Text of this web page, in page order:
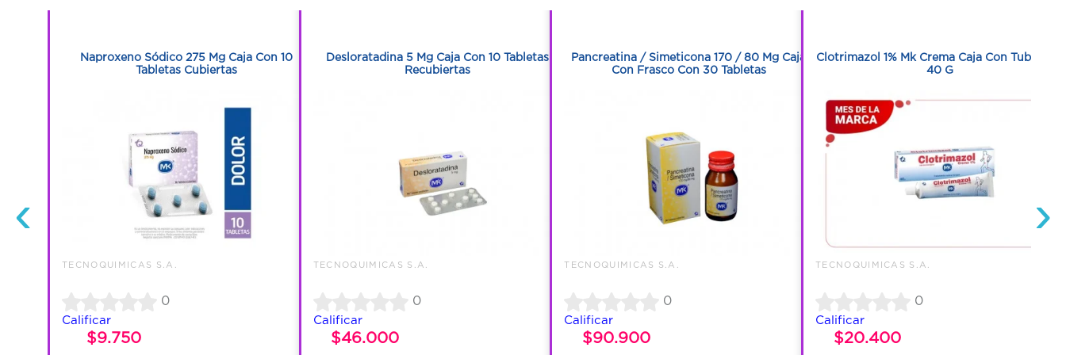
‹
Naproxeno Sódico 275 Mg Caja Con 10
Tabletas Cubiertas
TECNOQUIMICAS S.A.
0
Calificar
$9.750
Desloratadina 5 Mg Caja Con 10 Tabletas
Recubiertas
TECNOQUIMICAS S.A.
0
Calificar
$46.000
Pancreatina / Simeticona 170 / 80 Mg Caja
Con Frasco Con 30 Tabletas
TECNOQUIMICAS S.A.
0
Calificar
$90.900
Clotrimazol 1% Mk Crema Caja Con Tubo Con
40 G
TECNOQUIMICAS S.A.
0
Calificar
$20.400
›